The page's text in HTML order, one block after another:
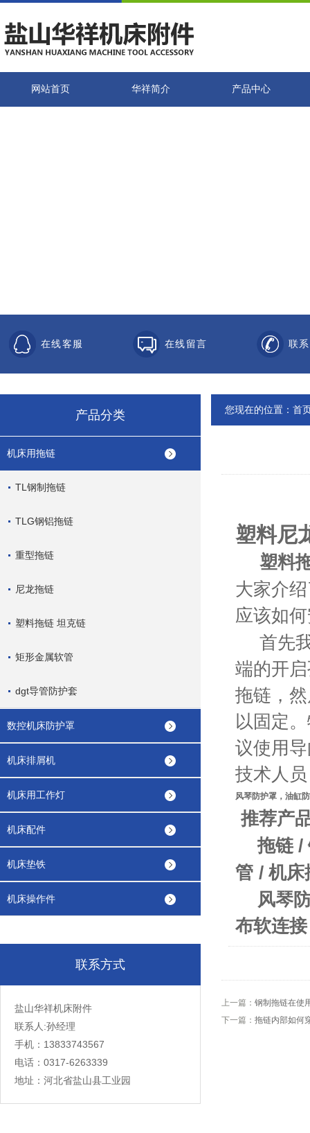
网站首页 华祥简介 产品中心
在线客服 在线留言 联
产品分类
机床用拖链
TL钢制拖链
TLG钢铝拖链
重型拖链
尼龙拖链
塑料拖链 坦克链
矩形金属软管
dgt导管防护套
数控机床防护罩
机床排屑机
机床用工作灯
机床配件
机床垫铁
机床操作件
联系方式
盐山华祥机床附件
联系人:孙经理
手机：13833743567
电话：0317-6263339
地址：河北省盐山县工业园
您现在的位置： 首
塑料尼
塑料
大家介
应该如
首先
端的开
拖链，
以固定
议使用
技术人
风琴防护罩 ， 油缸
推荐产
拖链 /
管 / 机床
风琴
布软连接
上一篇： 钢制拖链在使
下一篇： 拖链内部如何